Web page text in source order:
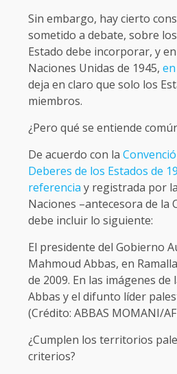
Sin embargo, hay cierto
sometido a debate, sobre
Estado debe incorporar, y
Naciones Unidas de 1945,
deja en claro que solo los
miembros.
¿Pero qué se entiende
De acuerdo con la
Deberes de los Estados de
referencia y registrada por
Naciones –antecesora de la
debe incluir lo siguiente:
El presidente del Gobierno
Mahmoud Abbas, en
de 2009. En las imágenes
Abbas y el difunto líder
(Crédito: ABBAS MOMANI/
¿Cumplen los territorios
criterios?